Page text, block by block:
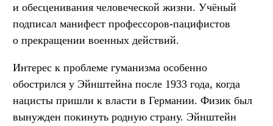
и обесценивания человеческой жизни. Учёный
подписал манифест профессоров-пацифистов
о прекращении военных действий.
Интерес к проблеме гуманизма особенно
обострился у Эйнштейна после 1933 года, когда
нацисты пришли к власти в Германии. Физик был
вынужден покинуть родную страну. Эйнштейн